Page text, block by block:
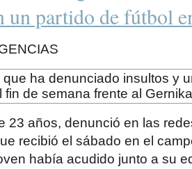
un partido de fútbol
23 años, denunció en las
recibió el sábado en el
había acudido junto a su